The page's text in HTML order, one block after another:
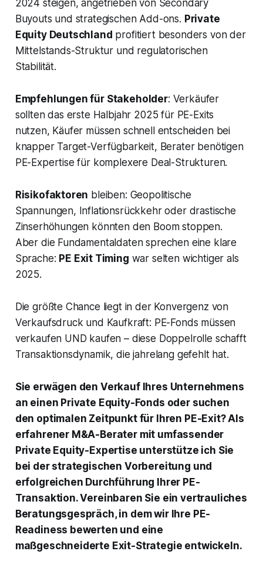
2024 steigen, angetrieben von Secondary
Buyouts und strategischen Add-ons. Private
Equity Deutschland profitiert besonders von der
Mittelstands-Struktur und regulatorischen
Stabilität.
Empfehlungen für Stakeholder: Verkäufer
sollten das erste Halbjahr 2025 für PE-Exits
nutzen, Käufer müssen schnell entscheiden bei
knapper Target-Verfügbarkeit, Berater benötigen
PE-Expertise für komplexere Deal-Strukturen.
Risikofaktoren bleiben: Geopolitische
Spannungen, Inflationsrückkehr oder drastische
Zinserhöhungen könnten den Boom stoppen.
Aber die Fundamentaldaten sprechen eine klare
Sprache: PE Exit Timing war selten wichtiger als
2025.
Die größte Chance liegt in der Konvergenz von
Verkaufsdruck und Kaufkraft: PE-Fonds müssen
verkaufen UND kaufen – diese Doppelrolle schafft
Transaktionsdynamik, die jahrelang gefehlt hat.
Sie erwägen den Verkauf Ihres Unternehmens
an einen Private Equity-Fonds oder suchen
den optimalen Zeitpunkt für Ihren PE-Exit? Als
erfahrener M&A-Berater mit umfassender
Private Equity-Expertise unterstütze ich Sie
bei der strategischen Vorbereitung und
erfolgreichen Durchführung Ihrer PE-
Transaktion. Vereinbaren Sie ein vertrauliches
Beratungsgespräch, in dem wir Ihre PE-
Readiness bewerten und eine
maßgeschneiderte Exit-Strategie entwickeln.